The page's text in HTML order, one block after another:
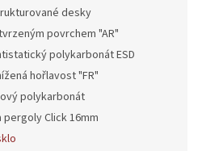
desky
povrchem "AR"
polykarbonát ESD
hořlavost "FR"
polykarbonát
pergoly Click 16mm